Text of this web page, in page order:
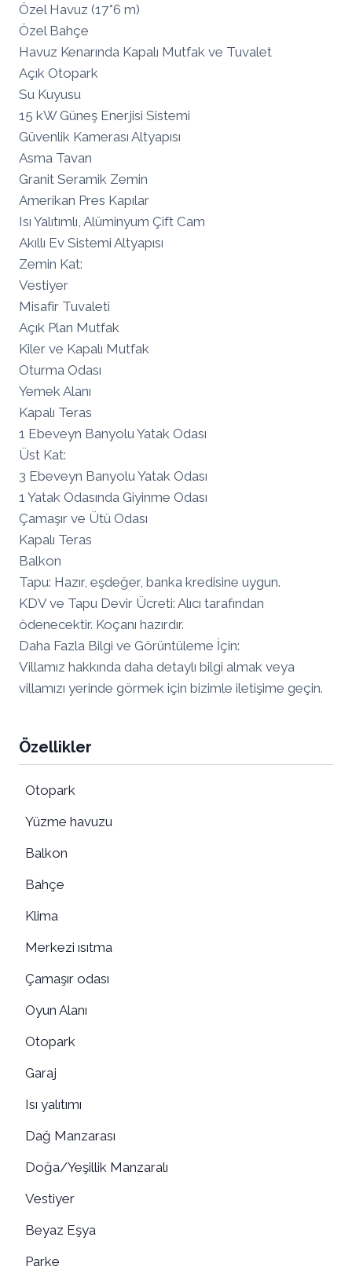
Özel Havuz (17*6 m)
Özel Bahçe
Havuz Kenarında Kapalı Mutfak ve Tuvalet
Açık Otopark
Su Kuyusu
15 kW Güneş Enerjisi Sistemi
Güvenlik Kamerası Altyapısı
Asma Tavan
Granit Seramik Zemin
Amerikan Pres Kapılar
Isı Yalıtımlı, Alüminyum Çift Cam
Akıllı Ev Sistemi Altyapısı
Zemin Kat:
Vestiyer
Misafir Tuvaleti
Açık Plan Mutfak
Kiler ve Kapalı Mutfak
Oturma Odası
Yemek Alanı
Kapalı Teras
1 Ebeveyn Banyolu Yatak Odası
Üst Kat:
3 Ebeveyn Banyolu Yatak Odası
1 Yatak Odasında Giyinme Odası
Çamaşır ve Ütü Odası
Kapalı Teras
Balkon
Tapu: Hazır, eşdeğer, banka kredisine uygun.
KDV ve Tapu Devir Ücreti: Alıcı tarafından
ödenecektir. Koçanı hazırdır.
Daha Fazla Bilgi ve Görüntüleme İçin:
Villamız hakkında daha detaylı bilgi almak veya
villamızı yerinde görmek için bizimle iletişime geçin.
Özellikler
Otopark
Yüzme havuzu
Balkon
Bahçe
Klima
Merkezi ısıtma
Çamaşır odası
Oyun Alanı
Otopark
Garaj
Isı yalıtımı
Dağ Manzarası
Doğa/Yeşillik Manzaralı
Vestiyer
Beyaz Eşya
Parke